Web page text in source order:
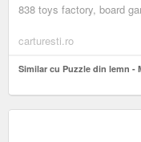
838 toys factory, board
carturesti.ro
Similar cu Puzzle din lemn -